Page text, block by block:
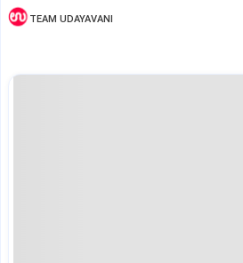
TEAM UDAYAVANI